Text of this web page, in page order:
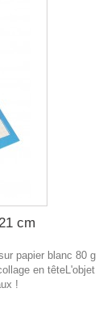
cm
papier blanc 80 g
en têteL'objet
!